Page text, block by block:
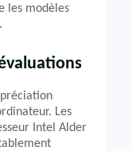
les modèles
Les
Intel Alder